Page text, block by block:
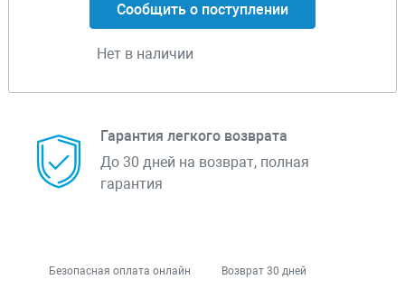
Сообщить о поступлении
Нет в наличии
Гарантия легкого возврата
До 30 дней на возврат, полная
гарантия
Безопасная оплата онлайн Возврат 30 дней